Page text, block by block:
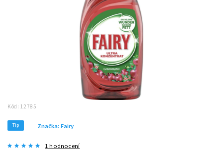
Kód: 12785
Tip
1 hodnocení
Značka: Fairy